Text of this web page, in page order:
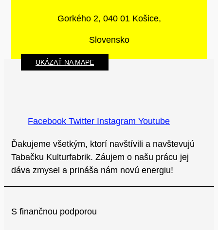
Gorkého 2, 040 01 Košice,
Slovensko
UKÁZAŤ NA MAPE
Facebook Twitter Instagram Youtube
Ďakujeme všetkým, ktorí navštívili a navštevujú
Tabačku Kulturfabrik. Záujem o našu prácu jej
dáva zmysel a prináša nám novú energiu!
S finančnou podporou